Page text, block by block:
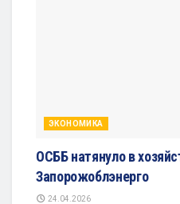
ЭКОНОМИКА
ОСББ натянуло в
Запорожоблэнерго
24.04.2026